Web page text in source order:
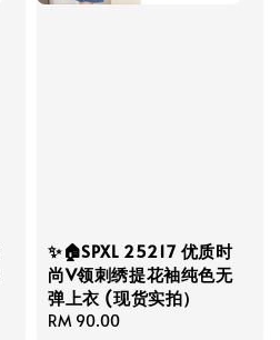
✨🏠SPXL 25217 优质时
尚V领刺绣提花袖纯色无
弹上衣 (现货实拍）
Regular
RM 90.00